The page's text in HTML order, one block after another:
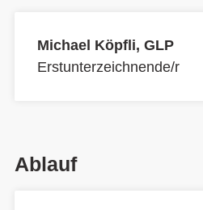
Michael Köpfli, GLP
Erstunterzeichnende/r
Ablauf